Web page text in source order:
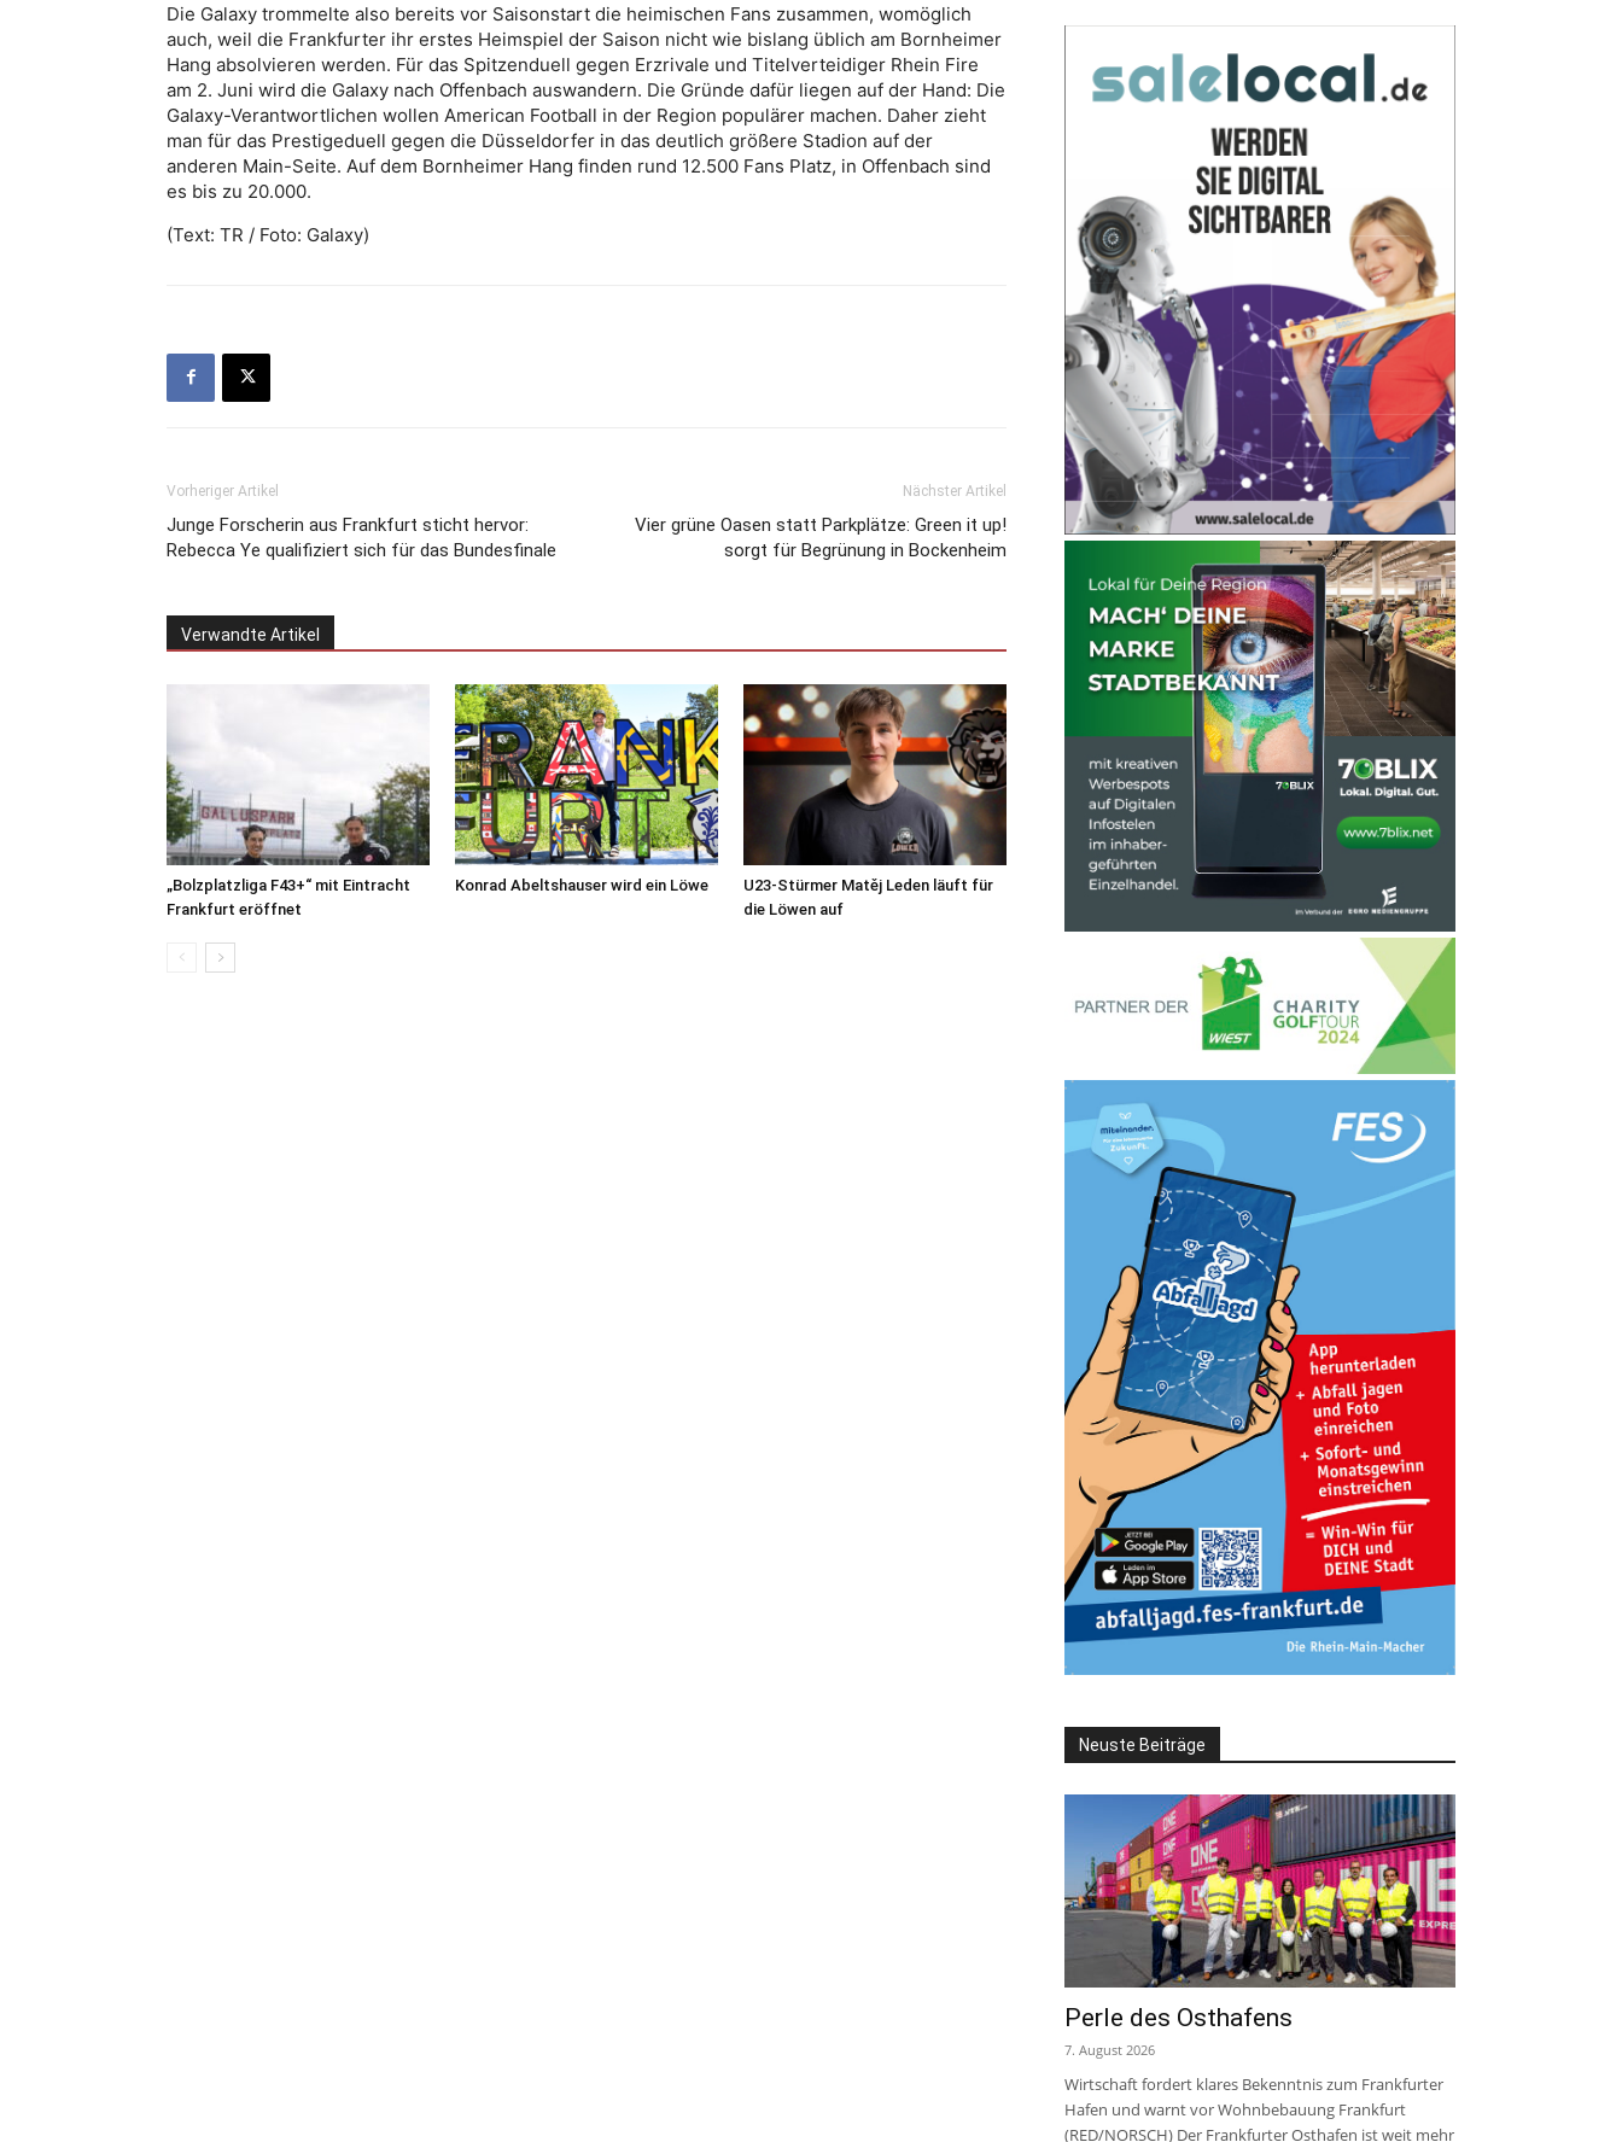
Die Galaxy trommelte also bereits vor Saisonstart die heimischen Fans zusammen, womöglich
auch, weil die Frankfurter ihr erstes Heimspiel der Saison nicht wie bislang üblich am Bornheimer
Hang absolvieren werden. Für das Spitzenduell gegen Erzrivale und Titelverteidiger Rhein Fire
am 2. Juni wird die Galaxy nach Offenbach auswandern. Die Gründe dafür liegen auf der Hand: Die
Galaxy-Verantwortlichen wollen American Football in der Region populärer machen. Daher zieht
man für das Prestigeduell gegen die Düsseldorfer in das deutlich größere Stadion auf der
anderen Main-Seite. Auf dem Bornheimer Hang finden rund 12.500 Fans Platz, in Offenbach sind
es bis zu 20.000.
(Text: TR / Foto: Galaxy)
Vorheriger Artikel
Junge Forscherin aus Frankfurt sticht hervor:
Rebecca Ye qualifiziert sich für das Bundesfinale
Nächster Artikel
Vier grüne Oasen statt Parkplätze: Green it up!
sorgt für Begrünung in Bockenheim
Verwandte Artikel
„Bolzplatzliga F43+“ mit Eintracht
Frankfurt eröffnet
Konrad Abeltshauser wird ein Löwe
U23-Stürmer Matěj Leden läuft für
die Löwen auf
Neuste Beiträge
Perle des Osthafens
7. August 2026
Wirtschaft fordert klares Bekenntnis zum Frankfurter
Hafen und warnt vor Wohnbebauung Frankfurt
(RED/NORSCH) Der Frankfurter Osthafen ist weit mehr